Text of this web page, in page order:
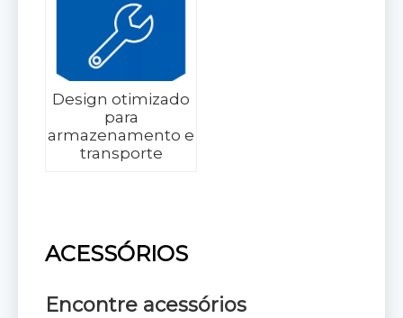
Design otimizado
para
armazenamento e
transporte
ACESSÓRIOS
Encontre acessórios